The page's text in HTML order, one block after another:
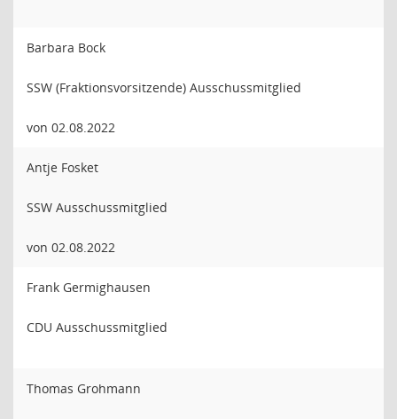
Barbara Bock
SSW (Fraktionsvorsitzende) Ausschussmitglied
von 02.08.2022
Antje Fosket
SSW Ausschussmitglied
von 02.08.2022
Frank Germighausen
CDU Ausschussmitglied
Thomas Grohmann